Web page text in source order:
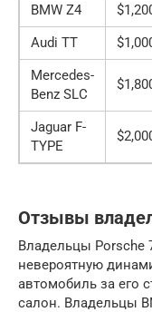
BMW Z4
Audi TT
Mercedes-
Benz SLC
Jaguar F-
TYPE
Отзывы
Владельцы Porsche
невероятную
автомобиль за его
салон. Владельцы